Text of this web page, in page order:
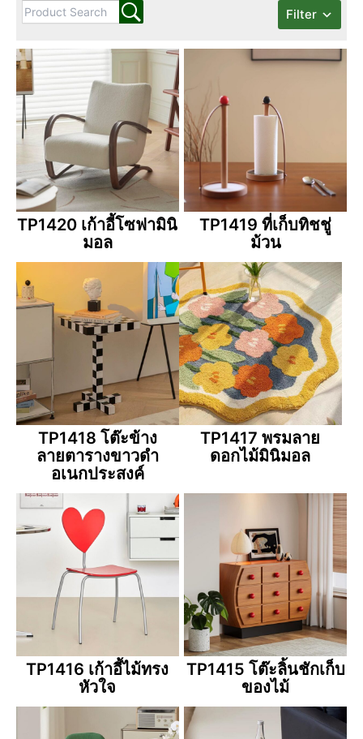
Filter
TP1420 เก้าอี้โซฟามินิ
มอล
TP1419 ที่เก็บทิชชู่
ม้วน
TP1418 โต๊ะข้าง
ลายตารางขาวดำ
อเนกประสงค์
TP1417 พรมลาย
ดอกไม้มินิมอล
TP1416 เก้าอี้ไม้ทรง
หัวใจ
TP1415 โต๊ะลิ้นชักเก็บ
ของไม้